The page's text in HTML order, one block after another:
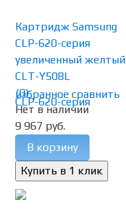
избранное сравнить
Картридж Samsung
CLP-620-серия
увеличенный желтый
CLT-Y508L
(0)
Нет в наличии
9 967 руб.
В корзину